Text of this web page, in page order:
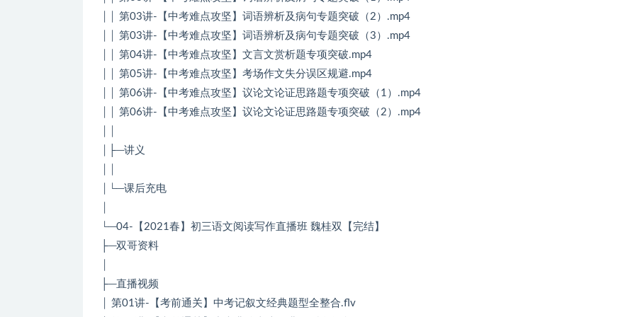
││ 第03讲-【中考难点攻坚】词语辨析及病句专题突破（2）.mp4
││ 第03讲-【中考难点攻坚】词语辨析及病句专题突破（3）.mp4
││ 第04讲-【中考难点攻坚】文言文赏析题专项突破.mp4
││ 第05讲-【中考难点攻坚】考场作文失分误区规避.mp4
││ 第06讲-【中考难点攻坚】议论文论证思路题专项突破（1）.mp4
││ 第06讲-【中考难点攻坚】议论文论证思路题专项突破（2）.mp4
│├─讲义
│└─课后充电
└─04-【2021春】初三语文阅读写作直播班 魏桂双【完结】
├─双哥资料
├─直播视频
│ 第01讲-【考前通关】中考记叙文经典题型全整合.flv